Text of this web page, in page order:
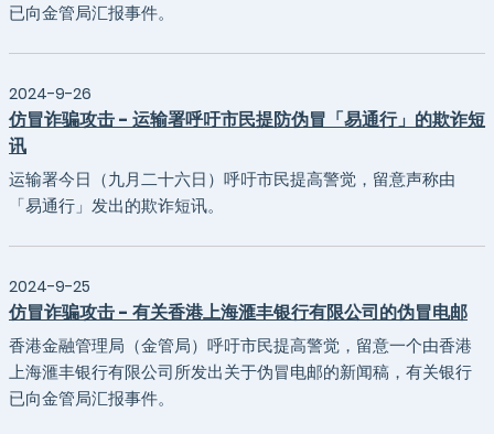
已向金管局汇报事件。
2024-9-26
仿冒诈骗攻击 - 运输署呼吁市民提防伪冒「易通行」的欺诈短
讯
运输署今日（九月二十六日）呼吁市民提高警觉，留意声称由
「易通行」发出的欺诈短讯。
2024-9-25
仿冒诈骗攻击 - 有关香港上海滙丰银行有限公司的伪冒电邮
香港金融管理局（金管局）呼吁市民提高警觉，留意一个由香港
上海滙丰银行有限公司所发出关于伪冒电邮的新闻稿，有关银行
已向金管局汇报事件。